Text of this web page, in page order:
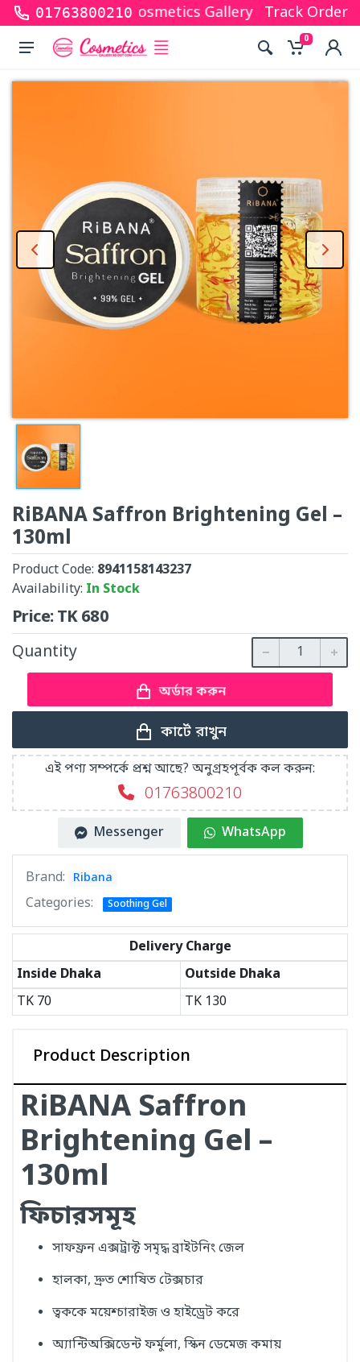
01763800210
shopping with Cosmetics Gallery Bd. Hope you
Track Order
0
RiBANA Saffron Brightening Gel –
130ml
Product Code: 8941158143237
Availability: In Stock
Price:TK680
Quantity
অর্ডার করুন
কার্টে রাখুন
এই পণ্য সম্পর্কে প্রশ্ন আছে? অনুগ্রহপূর্বক কল করুন:
01763800210
Messenger WhatsApp
Brand: Ribana
Categories: Soothing Gel
Delivery Charge
Inside Dhaka
Outside Dhaka
TK 70 TK 130
Product Description
RiBANA Saffron
Brightening Gel –
130ml
ফিচারসমূহ
সাফফ্রন এক্সট্রাক্ট সমৃদ্ধ ব্রাইটনিং জেল
হালকা, দ্রুত শোষিত টেক্সচার
ত্বককে ময়েশ্চারাইজ ও হাইড্রেট করে
অ্যান্টিঅক্সিডেন্ট ফর্মুলা, স্কিন ডেমেজ কমায়